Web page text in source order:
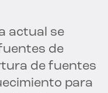
actual se
de
de fuentes
para